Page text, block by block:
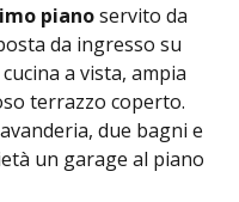
pianoservito da
da ingresso su
a vista, ampia
terrazzo coperto.
due bagni e
un garage al piano